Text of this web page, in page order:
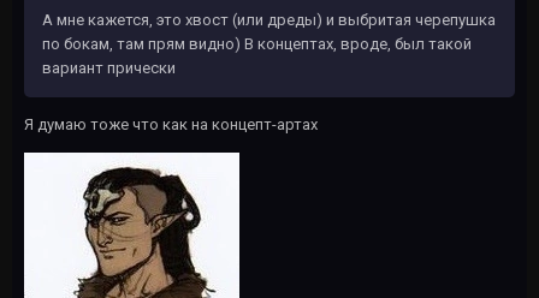
А мне кажется, это хвост (или дреды) и выбритая черепушка
по бокам, там прям видно) В концептах, вроде, был такой
вариант прически
Я думаю тоже что как на концепт-артах